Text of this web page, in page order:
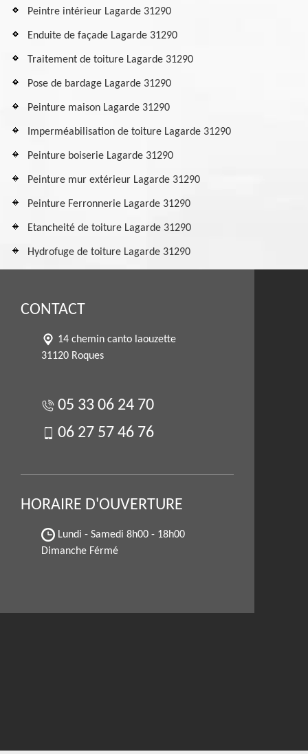
Peintre intérieur Lagarde 31290
Enduite de façade Lagarde 31290
Traitement de toiture Lagarde 31290
Pose de bardage Lagarde 31290
Peinture maison Lagarde 31290
Imperméabilisation de toiture Lagarde 31290
Peinture boiserie Lagarde 31290
Peinture mur extérieur Lagarde 31290
Peinture Ferronnerie Lagarde 31290
Etancheité de toiture Lagarde 31290
Hydrofuge de toiture Lagarde 31290
CONTACT
14 chemin canto laouzette
31120 Roques
05 33 06 24 70
06 27 57 46 76
HORAIRE D'OUVERTURE
Lundi - Samedi 8h00 - 18h00
Dimanche Férmé